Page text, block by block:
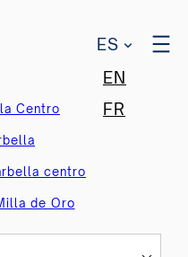
ES
EN
FR
Centro
centro
de Oro